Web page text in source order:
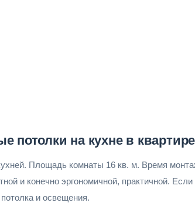
потолки на кухне в квартире
Площадь комнаты 16 кв. м. Время
и конечно эргономичной, практичной.
и освещения.